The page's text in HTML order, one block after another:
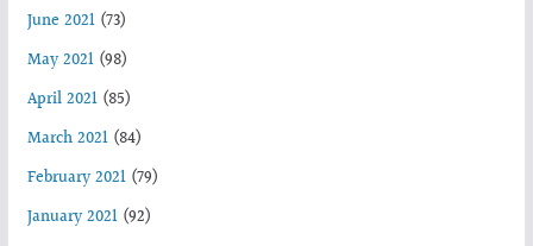
June 2021(73)
May 2021(98)
April 2021(85)
March 2021(84)
February 2021(79)
January 2021(92)